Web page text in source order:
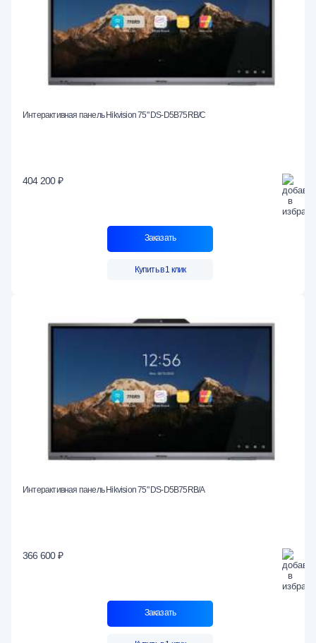
Интерактивная панель Hikvision 75" DS-D5B75RB/C
404 200 ₽
Заказать
Купить в 1 клик
Интерактивная панель Hikvision 75" DS-D5B75RB/A
366 600 ₽
Заказать